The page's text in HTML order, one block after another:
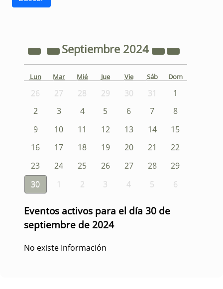
Septiembre 2024
Lun Mar Mié Jue Vie Sáb Dom
26 27 28 29 30 31
1
2
3 4 5 6 7
8
9
10 11 12 13 14
15
16
17 18 19 20 21
22
23
24 25 26 27 28
29
30
1 2 3 4 5 6
Eventos activos para el día 30 de
septiembre de 2024
No existe Información